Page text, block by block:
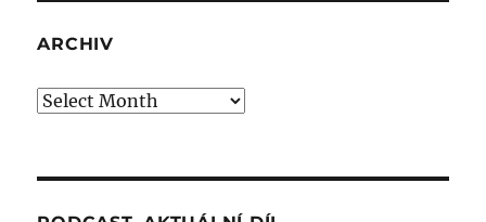
ARCHIV
Archiv